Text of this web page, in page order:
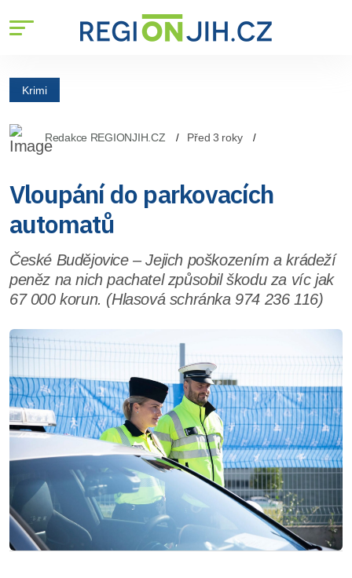
Krimi
Redakce REGIONJIH.CZ Před 3 roky
Vloupání do parkovacích
automatů
České Budějovice – Jejich poškozením a krádeží
peněz na nich pachatel způsobil škodu za víc jak
67 000 korun. (Hlasová schránka 974 236 116)